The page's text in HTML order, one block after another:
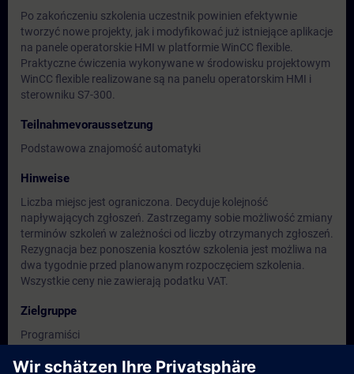
Po zakończeniu szkolenia uczestnik powinien efektywnie
tworzyć nowe projekty, jak i modyfikować już istniejące aplikacje
na panele operatorskie HMI w platformie WinCC flexible.
Praktyczne ćwiczenia wykonywane w środowisku projektowym
WinCC flexible realizowane są na panelu operatorskim HMI i
sterowniku S7-300.
Teilnahmevoraussetzung
Podstawowa znajomość automatyki
Hinweise
Liczba miejsc jest ograniczona. Decyduje kolejność
napływających zgłoszeń. Zastrzegamy sobie możliwość zmiany
terminów szkoleń w zależności od liczby otrzymanych zgłoszeń.
Rezygnacja bez ponoszenia kosztów szkolenia jest możliwa na
dwa tygodnie przed planowanym rozpoczęciem szkolenia.
Wszystkie ceny nie zawierają podatku VAT.
Zielgruppe
Programiści
Inżynierowie utrzymania